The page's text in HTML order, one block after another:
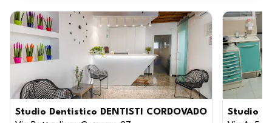
Studio Dentistico DENTISTI CORDOVADO Studio